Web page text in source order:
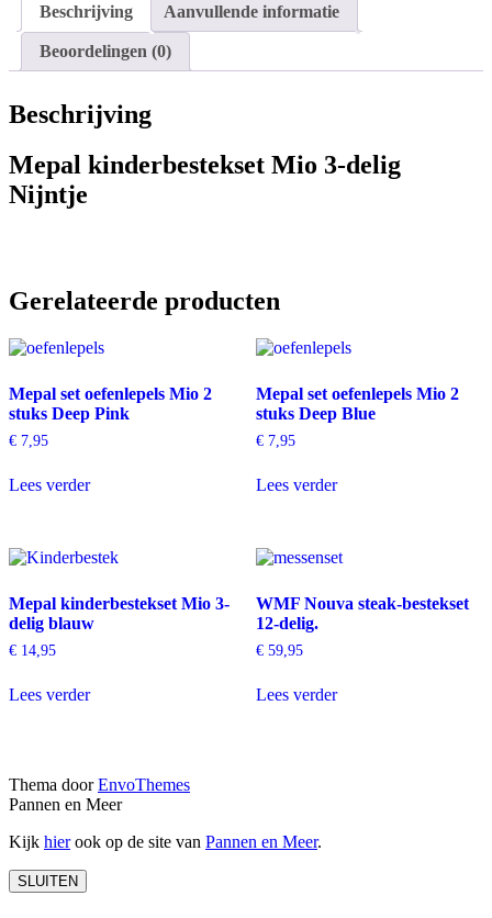
Beschrijving Aanvullende informatie
Beoordelingen (0)
Beschrijving
Mepal kinderbestekset Mio 3-delig
Nijntje
Gerelateerde producten
Mepal set oefenlepels Mio 2
stuks Deep Pink
€ 7,95
Lees verder
Mepal set oefenlepels Mio 2
stuks Deep Blue
€7,95
Lees verder
Mepal kinderbestekset Mio 3-
delig blauw
€ 14,95
Lees verder
WMF Nouva steak-bestekset
12-delig.
€59,95
Lees verder
Thema doorEnvoThemes
Pannen en Meer
Kijk hierook op de site van Pannen en Meer.
SLUITEN